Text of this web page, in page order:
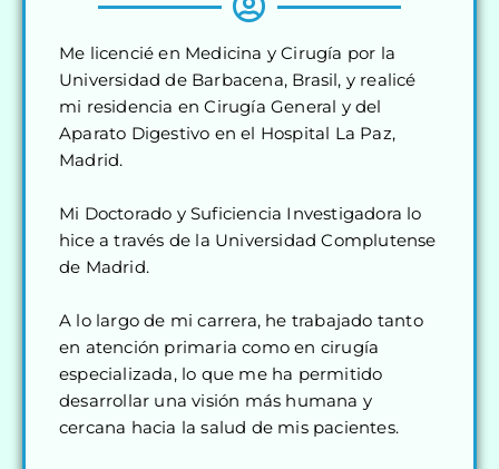
Me licencié en Medicina y Cirugía por la
Universidad de Barbacena, Brasil, y realicé
mi residencia en Cirugía General y del
Aparato Digestivo en el Hospital La Paz,
Madrid.
Mi Doctorado y Suficiencia Investigadora lo
hice a través de la Universidad Complutense
de Madrid.
A lo largo de mi carrera, he trabajado tanto
en atención primaria como en cirugía
especializada, lo que me ha permitido
desarrollar una visión más humana y
cercana hacia la salud de mis pacientes.